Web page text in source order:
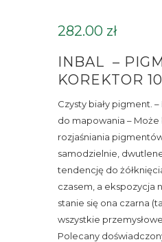
282.00 zł
INBAL –
KOREKTOR
Czysty biały pigment.
do mapowania – Może
rozjaśniania
samodzielnie,
tendencję do
czasem, a ekspozycja
stanie się ona czarna
wszystkie
Polecany